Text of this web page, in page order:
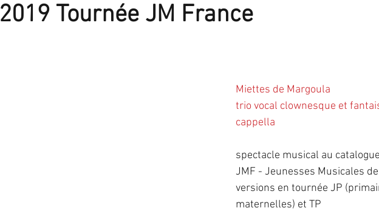
2019 Tournée JM France
Miettes de Margoula
trio vocal clownesque et
cappella
spectacle musical au
JMF - Jeunesses Musicales
versions en tournée JP
maternelles) et TP